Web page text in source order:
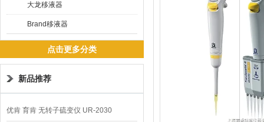
大龙移液器
Brand移液器
点击更多分类
新品推荐
优肯 育肯 无转子硫变仪 UR-2030